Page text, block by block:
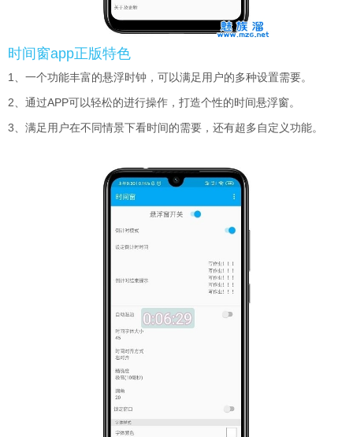
时间窗app正版特色
1、一个功能丰富的悬浮时钟，可以满足用户的多种设置需要。
2、通过APP可以轻松的进行操作，打造个性的时间悬浮窗。
3、满足用户在不同情景下看时间的需要，还有超多自定义功能。